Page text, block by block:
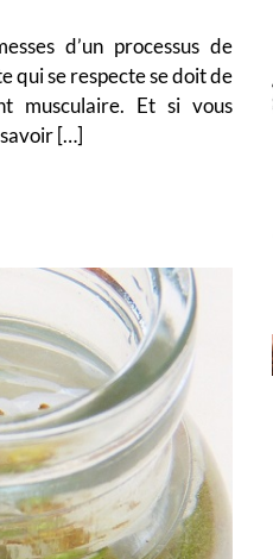
d’un processus de
qui se respecte se doit de
musculaire. Et si vous
[…]